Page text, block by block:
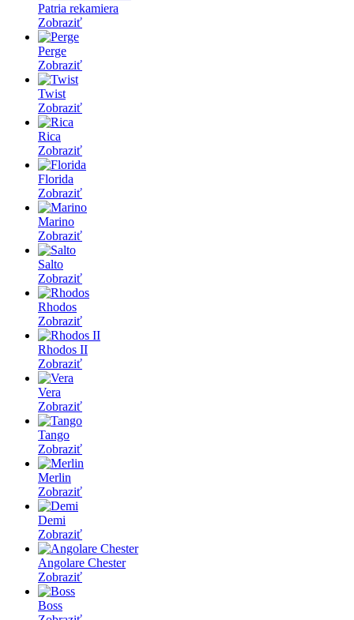
Patria rekamiera
Zobraziť
Perge
Zobraziť
Twist
Zobraziť
Rica
Zobraziť
Florida
Zobraziť
Marino
Zobraziť
Salto
Zobraziť
Rhodos
Zobraziť
Rhodos II
Zobraziť
Vera
Zobraziť
Tango
Zobraziť
Merlin
Zobraziť
Demi
Zobraziť
Angolare Chester
Zobraziť
Boss